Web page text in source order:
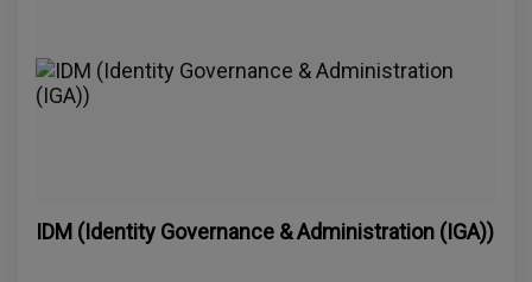
IDM (Identity Governance & Administration (IGA))